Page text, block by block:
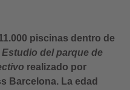
piscinas dentro de
Estudio del parque de
realizado por
Barcelona. La edad